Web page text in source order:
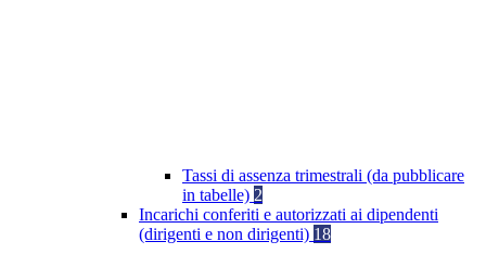
Tassi di assenza trimestrali (da pubblicare
in tabelle) 2
Incarichi conferiti e autorizzati ai dipendenti
(dirigenti e non dirigenti) 18